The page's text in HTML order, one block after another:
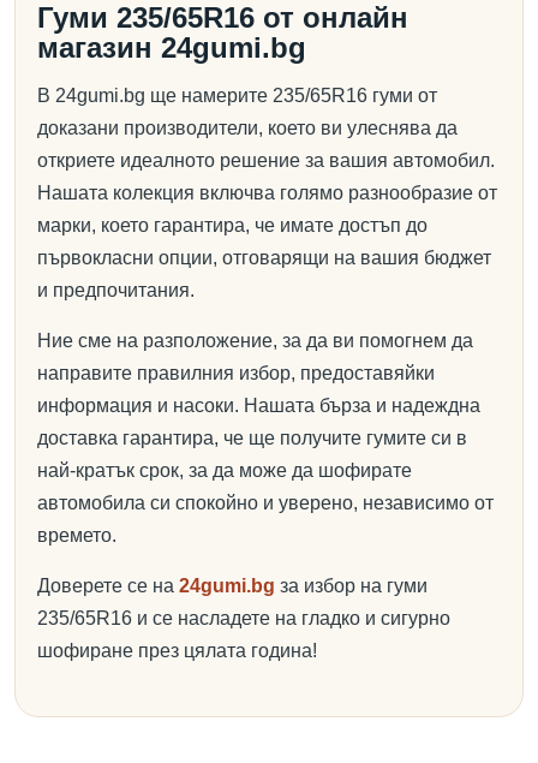
Гуми 235/65R16 от онлайн
магазин 24gumi.bg
В 24gumi.bg ще намерите 235/65R16 гуми от
доказани производители, което ви улеснява да
откриете идеалното решение за вашия автомобил.
Нашата колекция включва голямо разнообразие от
марки, което гарантира, че имате достъп до
първокласни опции, отговарящи на вашия бюджет
и предпочитания.
Ние сме на разположение, за да ви помогнем да
направите правилния избор, предоставяйки
информация и насоки. Нашата бърза и надеждна
доставка гарантира, че ще получите гумите си в
най-кратък срок, за да може да шофирате
автомобила си спокойно и уверено, независимо от
времето.
Доверете се на 24gumi.bg за избор на гуми
235/65R16 и се насладете на гладко и сигурно
шофиране през цялата година!